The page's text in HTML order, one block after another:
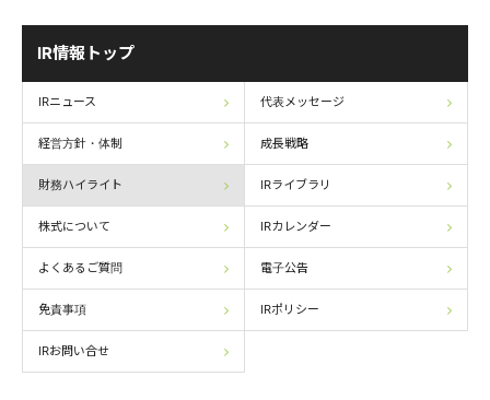
IR情報トップ
IRニュース 代表メッセージ
経営方針・体制 成長戦略
財務ハイライト IRライブラリ
株式について IRカレンダー
よくあるご質問 電子公告
免責事項 IRポリシー
IRお問い合せ